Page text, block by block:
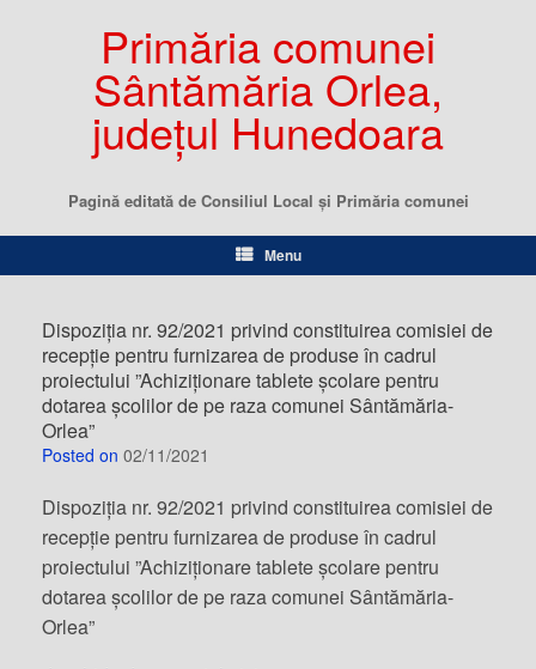
Primăria comunei
Sântămăria Orlea,
județul Hunedoara
Pagină editată de Consiliul Local şi Primăria comunei
Menu
Dispoziția nr. 92/2021 privind constituirea comisiei de
recepție pentru furnizarea de produse în cadrul
proiectului ”Achiziționare tablete școlare pentru
dotarea școlilor de pe raza comunei Sântămăria-
Orlea”
Posted on 02/11/2021
Dispoziția nr. 92/2021 privind constituirea comisiei de
recepție pentru furnizarea de produse în cadrul
proiectului ”Achiziționare tablete școlare pentru
dotarea școlilor de pe raza comunei Sântămăria-
Orlea”